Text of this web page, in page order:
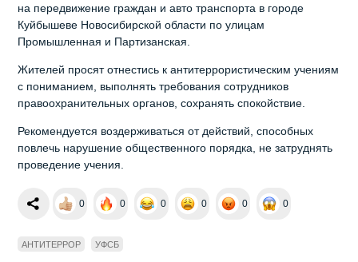
на передвижение граждан и авто транспорта в городе
Куйбышеве Новосибирской области по улицам
Промышленная и Партизанская.
Жителей просят отнестись к антитеррористическим учениям
с пониманием, выполнять требования сотрудников
правоохранительных органов, сохранять спокойствие.
Рекомендуется воздерживаться от действий, способных
повлечь нарушение общественного порядка, не затруднять
проведение учения.
0 0 0 0 0 0
АНТИТЕРРОР УФСБ